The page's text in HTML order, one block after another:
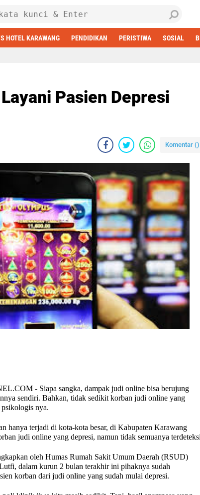
HOTEL KARAWANG PENDIDIKAN PERISTIWA SOSIAL
Pasien Depresi
Komentar ()
- Siapa sangka, dampak judi online bisa berujung
sendiri. Bahkan, tidak sedikit korban judi online yang
nya.
hanya terjadi di kota-kota besar, di Kabupaten Karawang
judi online yang depresi, namun tidak semuanya
oleh Humas Rumah Sakit Umum Daerah (RSUD)
dalam kurun 2 bulan terakhir ini pihaknya sudah
korban dari judi online yang sudah mulai depresi.